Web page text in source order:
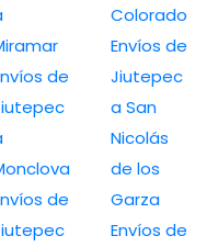
de
de
Colorado
Envíos de
Jiutepec
a San
Nicolás
de los
Garza
Envíos de